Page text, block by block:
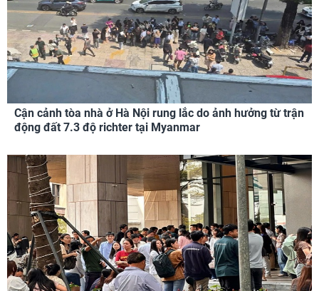
Cận cảnh tòa nhà ở Hà Nội rung lắc do ảnh hưởng từ trận
động đất 7.3 độ richter tại Myanmar